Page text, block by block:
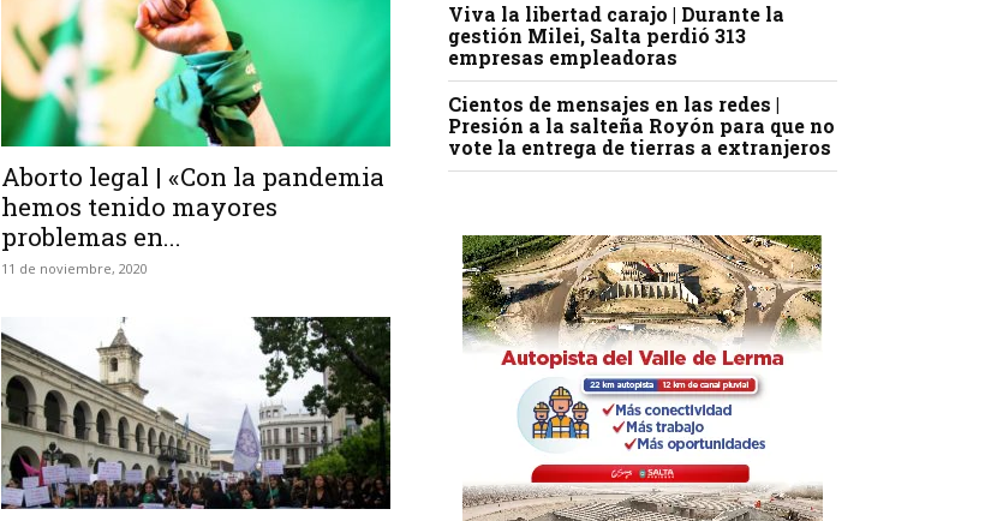
Aborto legal | «Con la pandemia
hemos tenido mayores
problemas en...
11 de noviembre, 2020
Viva la libertad carajo | Durante la
gestión Milei, Salta perdió 313
empresas empleadoras
Cientos de mensajes en las redes |
Presión a la salteña Royón para que no
vote la entrega de tierras a extranjeros